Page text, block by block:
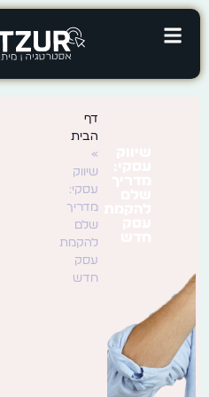
דף
הבית
»
שיווק
עסקי:
מדריך
שלם
להקמת
עסק
חדש